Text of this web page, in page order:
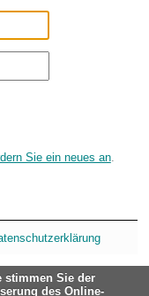
Sie ein neues an.
stimmen Sie der
des Online-